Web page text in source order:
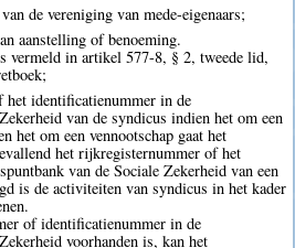
de vereniging van mede-eigenaars;
aanstelling of benoeming.
vermeld in artikel 577-8, § 2, tweede lid,
identificatienummer in de
van de syndicus indien het om een
het om een vennootschap gaat het
het rijkregisternummer of het
van de Sociale Zekerheid van een
is de activiteiten van syndicus in het kader
of identificatienummer in de
voorhanden is, kan het